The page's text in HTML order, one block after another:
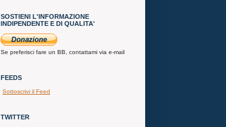
SOSTIENI L'INFORMAZIONE
INDIPENDENTE E DI QUALITA'
Se preferisci fare un BB, contattami via e-mail
FEEDS
Sottoscrivi il Feed
TWITTER